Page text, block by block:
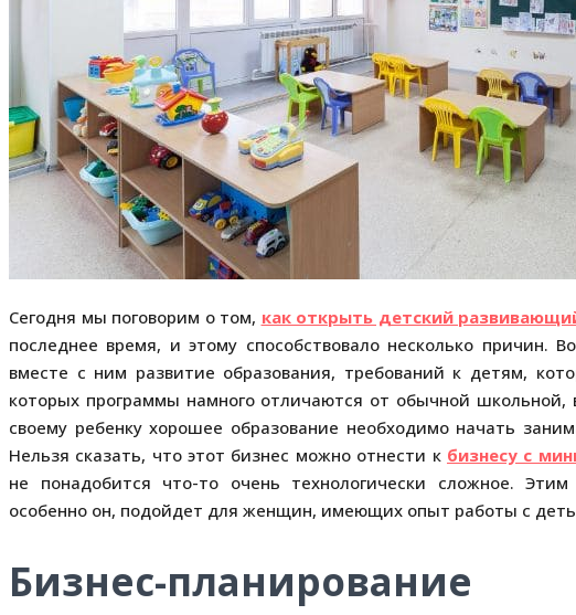
Сегодня мы поговорим о том, как открыть детский
последнее время, и этому способствовало несколько причин.
вместе с ним развитие образования, требований к детям,
которых программы намного отличаются от обычной
своему ребенку хорошее образование необходимо начать
Нельзя сказать, что этот бизнес можно отнести к бизнесу с
не понадобится что-то очень технологически сложное.
особенно он, подойдет для женщин, имеющих опыт работы с
Бизнес-планирование